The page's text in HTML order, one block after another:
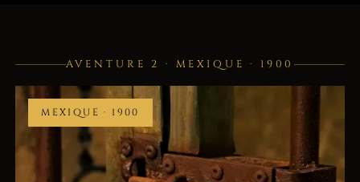
AVENTURE 2 · MEXIQUE · 1900
MEXIQUE · 1900